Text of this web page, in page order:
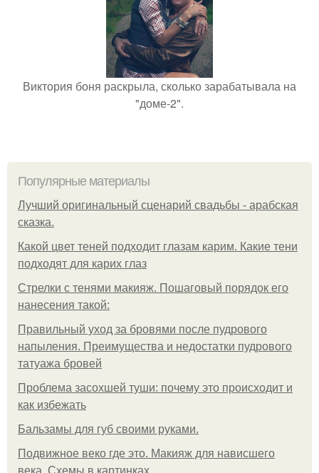
Виктория боня раскрыла, сколько зарабатывала на
"доме-2".
Популярные материалы
Лучший оригинальный сценарий свадьбы - арабская
сказка.
Какой цвет теней подходит глазам карим. Какие тени
подходят для карих глаз
Стрелки с тенями макияж. Пошаговый порядок его
нанесения такой:
Правильный уход за бровями после пудрового
напыления. Преимущества и недостатки пудрового
татуажа бровей
Проблема засохшей туши: почему это происходит и
как избежать
Бальзамы для губ своими руками.
Подвижное веко где это. Макияж для нависшего
века. Схемы в картинках